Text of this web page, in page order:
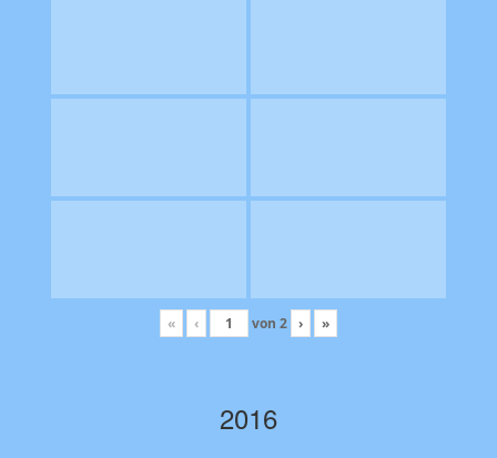
« ‹ von 2 › »
2016